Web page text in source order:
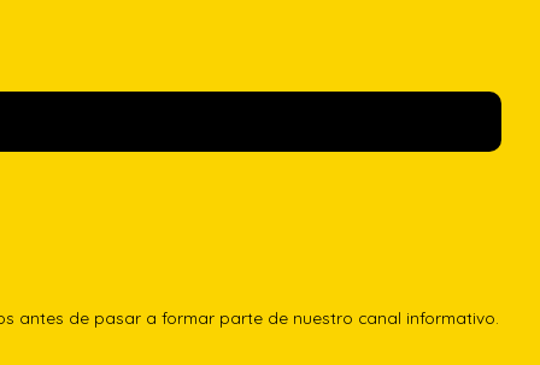
antes de pasar a formar parte de nuestro canal informativo.